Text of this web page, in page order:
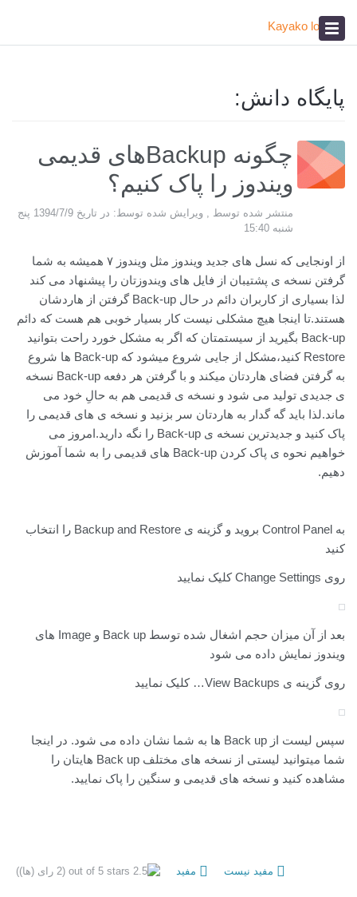
آکادمی
پایگاه دانش:
چگونه Backupهای قدیمی
ویندوز را پاک کنیم؟
منتشر شده توسط , ویرایش شده توسط: در تاریخ 1394/7/9 پنج
شنبه 15:40
از اونجایی که نسل های جدید ویندوز مثل ویندوز ۷ همیشه به شما
گرفتن نسخه ی پشتیبان از فایل های ویندوزتان را پیشنهاد می کند
لذا بسیاری از کاربران دائم در حال Back-up گرفتن از هاردشان
هستند.تا اینجا هیچ مشکلی نیست کار بسیار خوبی هم هست که دائم
Back-up بگیرید از سیستمتان که اگر به مشکل خورد راحت بتوانید
Restore کنید،مشکل از جایی شروع میشود که Back-up ها شروع
به گرفتن فضای هاردتان میکند و با گرفتن هر دفعه Back-up نسخه
ی جدیدی تولید می شود و نسخه ی قدیمی هم به حالِ خود می
ماند.لذا باید گه گدار به هاردتان سر بزنید و نسخه ی های قدیمی را
پاک کنید و جدیدترین نسخه ی Back-up را نگه دارید.امروز می
خواهیم نحوه ی پاک کردن Back-up های قدیمی را به شما آموزش
دهیم.
به Control Panel بروید و گزینه ی Backup and Restore را انتخاب
کنید
روی Change Settings کلیک نمایید
بعد از آن میزان حجم اشغال شده توسط Back up و Image های
ویندوز نمایش داده می شود
روی گزینه ی View Backups… کلیک نمایید
سپس لیست از Back up ها به شما نشان داده می شود. در اینجا
شما میتوانید لیستی از نسخه های مختلف Back up هایتان را
مشاهده کنید و نسخه های قدیمی و سنگین را پاک نمایید.
(2 رای (ها)) مفید مفید نیست